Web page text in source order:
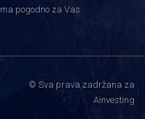
pogodno za Vas.
© Sva prava zadržana za
Ainvesting